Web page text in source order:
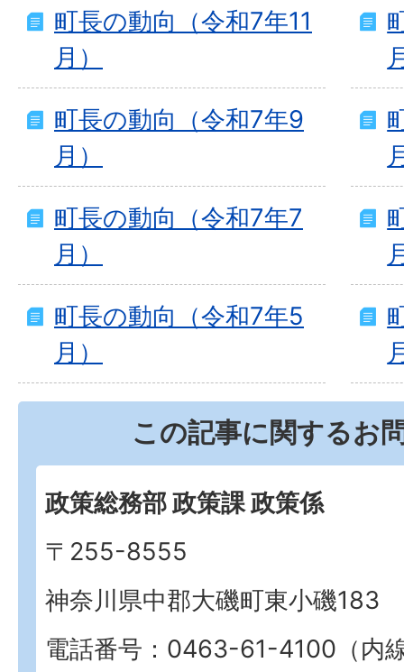
町長の動向（令和7年11
月）
町長の動向（令和7年9
月）
町長の動向（令和7年7
月）
町長の動向（令和7年5
月）
この記事に関するお
政策総務部 政策課 政策係
〒255-8555
神奈川県中郡大磯町東小磯183
電話番号：0463-61-4100（内